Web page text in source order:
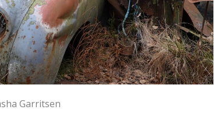
Garritsen